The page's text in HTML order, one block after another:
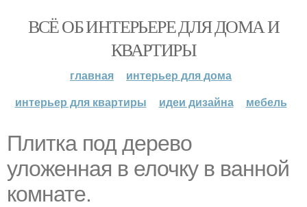
ВСЁ ОБ ИНТЕРЬЕРЕ ДЛЯ ДОМА И
КВАРТИРЫ
главная
интерьер для дома
интерьер для квартиры
идеи дизайна мебель
Плитка под дерево
уложенная в елочку в ванной
комнате.